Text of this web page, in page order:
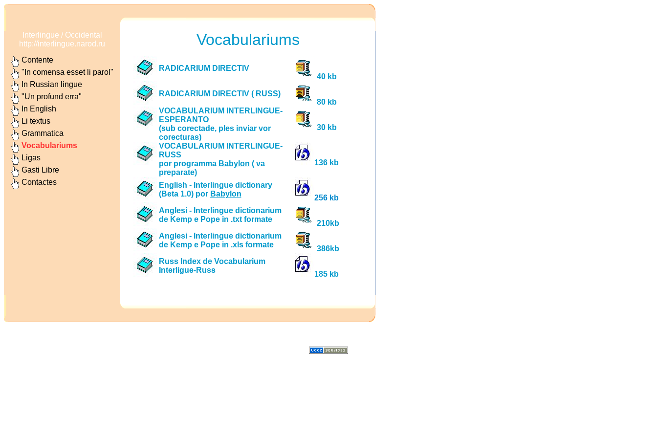
Interlingue / Occidental
http://interlingue.narod.ru
Vocabulariums
Contente
"In comensa esset li parol"
In Russian lingue
"Un profund erra"
In English
Li textus
Grammatica
Vocabulariums
Ligas
Gasti Libre
Contactes
RADICARIUM DIRECTIV
40 kb
RADICARIUM DIRECTIV ( RUSS)
80 kb
VOCABULARIUM INTERLINGUE-
ESPERANTO
(sub corectade, ples inviar vor
corecturas)
30 kb
VOCABULARIUM INTERLINGUE-
RUSS
por programma Babylon ( va
preparate)
136 kb
English - Interlingue dictionary
(Beta 1.0) por Babylon
256 kb
Anglesi - Interlingue dictionarium
de Kemp e Pope in .txt formate
210kb
Anglesi - Interlingue dictionarium
de Kemp e Pope in .xls formate
386kb
Russ Index de Vocabularium
Interligue-Russ
185 kb